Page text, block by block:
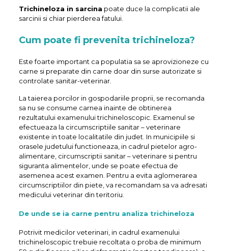
Trichineloza in sarcina poate duce la complicatii ale
sarcinii si chiar pierderea fatului.
Cum poate fi prevenita trichineloza?
Este foarte important ca populatia sa se aprovizioneze cu
carne si preparate din carne doar din surse autorizate si
controlate sanitar-veterinar.
La taierea porcilor in gospodariile proprii, se recomanda
sa nu se consume carnea inainte de obtinerea
rezultatului examenului trichineloscopic. Examenul se
efectueaza la circumscriptiile sanitar – veterinare
existente in toate localitatile din judet. In municipiile si
orasele judetului functioneaza, in cadrul pietelor agro-
alimentare, circumscriptii sanitar – veterinare si pentru
siguranta alimentelor, unde se poate efectua de
asemenea acest examen. Pentru a evita aglomerarea
circumscriptiilor din piete, va recomandam sa va adresati
medicului veterinar din teritoriu.
De unde se ia carne pentru analiza trichineloza
Potrivit medicilor veterinari, in cadrul examenului
trichineloscopic trebuie recoltata o proba de minimum